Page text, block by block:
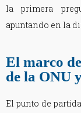
la primera
apuntando en la
El marco
de la ONU
El punto de